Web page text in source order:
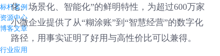
标杆案例
资源中心
博客文章
行业应用
化、场景化、智能化”的鲜明特性，为超过600万家
小微企业提供了从“糊涂账”到“智慧经营”的数字化
路径，用事实证明了好用与高性价比可以兼得。